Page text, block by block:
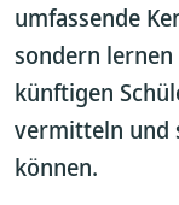
umfassende
sondern lernen
künftigen
vermitteln und
können.